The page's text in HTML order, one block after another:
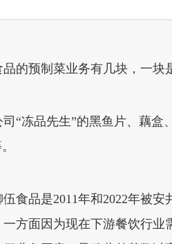
的预制菜业务有几块，一块
“冻品先生”的黑鱼片、藕
食品是2011年和2022年被
方面因为现在下游餐饮行